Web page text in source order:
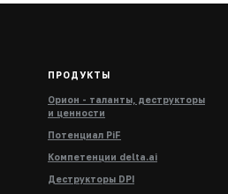
ПРОДУКТЫ
Орион - таланты, деструкторы
и ценности
Потенциал PiF
Компетенции delta.ai
Деструкторы DPI